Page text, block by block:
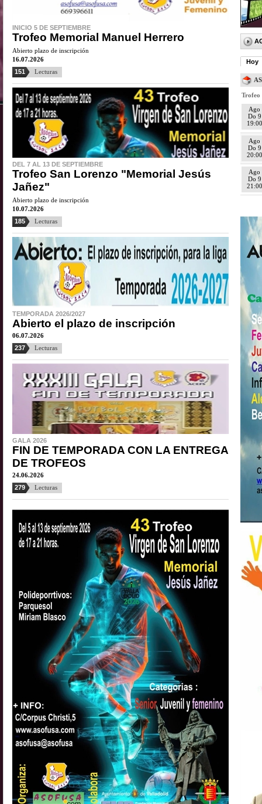
INICIO 5 DE SEPTIEMBRE
Trofeo Memorial Manuel Herrero
Abierto plazo de inscripción
16.07.2026
151
Lecturas
DEL 7 AL 13 DE SEPTIEMBRE
Trofeo San Lorenzo "Memorial Jesús
Jañez"
Abierto plazo de inscripción
10.07.2026
185
Lecturas
TEMPORADA 2026/2027
Abierto el plazo de inscripción
06.07.2026
237
Lecturas
GALA 2026
FIN DE TEMPORADA CON LA ENTREGA
DE TROFEOS
24.06.2026
279
Lecturas
Hoy
Trofeo
Ago
Do 9
19:00
Ago
Do 9
20:00
Ago
Do 9
21:00